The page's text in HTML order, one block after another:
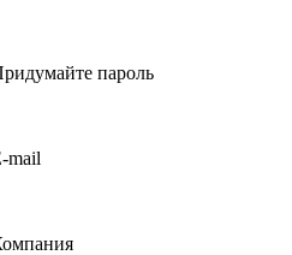
пароль
mail